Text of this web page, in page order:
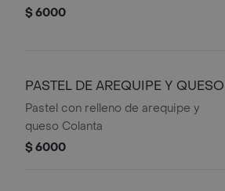
$ 6000
PASTEL DE AREQUIPE Y QUESO
Pastel con relleno de arequipe y
queso Colanta
$ 6000